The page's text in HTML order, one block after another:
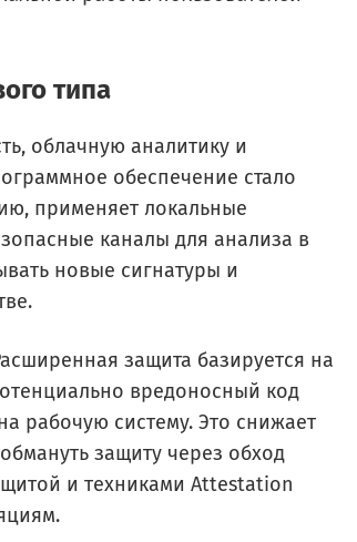
типа
облачную аналитику и
обеспечение стало
применяет локальные
каналы для анализа в
новые сигнатуры и
защита базируется на
вредоносный код
рабочую систему. Это снижает
защиту через обход
и техниками Attestation